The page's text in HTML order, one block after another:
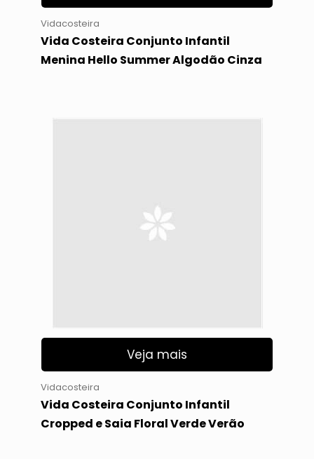
Vidacosteira
Vida Costeira Conjunto Infantil
Menina Hello Summer Algodão Cinza
Veja mais
Vidacosteira
Vida Costeira Conjunto Infantil
Cropped e Saia Floral Verde Verão